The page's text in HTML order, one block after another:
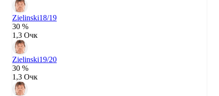
Zielinski18/19
30 %
1,3 Очк
Zielinski19/20
30 %
1,3 Очк